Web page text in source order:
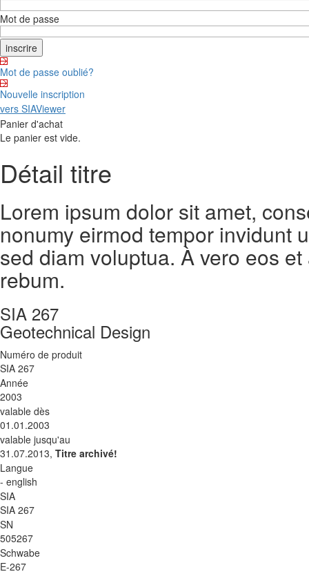
Mot de passe
Mot de passe oublié?
Nouvelle inscription
vers SIAViewer
Panier d'achat
Le panier est vide.
Détail titre
Lorem ipsum dolor sit amet,
nonumy eirmod tempor invidunt
sed diam voluptua. À vero eos
rebum.
SIA 267
Geotechnical Design
Numéro de produit
SIA 267
Année
2003
valable dès
01.01.2003
valable jusqu'au
31.07.2013, Titre archivé!
Langue
- english
SIA
SIA 267
SN
505267
Schwabe
E-267